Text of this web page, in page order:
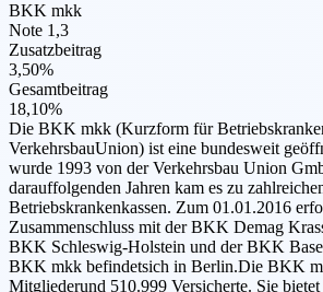
BKK mkk
Note 1,3
Zusatzbeitrag
3,50%
Gesamtbeitrag
18,10%
Die BKK mkk (Kurzform für
VerkehrsbauUnion) ist eine bundesweit
wurde 1993 von der Verkehrsbau Union
darauffolgenden Jahren kam es zu
Betriebskrankenkassen. Zum 01.01.2016
Zusammenschluss mit der BKK Demag
BKK Schleswig-Holstein und der BKK
BKK mkk befindetsich in Berlin.Die BKK
Mitgliederund 510.999 Versicherte. Sie